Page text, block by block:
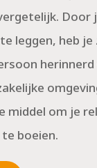
Door
leggen, heb je
middel om je
boeien.